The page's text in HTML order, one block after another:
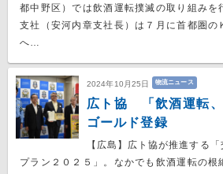
都中野区）では飲酒運転撲滅の取り組みを
支社（安河内章支社長）は７月に首都圏の
へ…
2024年10月25日 物流ニュース
広ト協 「飲酒運転
ゴールド登録
【広島】広ト協が推進する
プラン２０２５」。なかでも飲酒運転の根